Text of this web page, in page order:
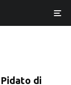
RRT, Senin (5/9)
di